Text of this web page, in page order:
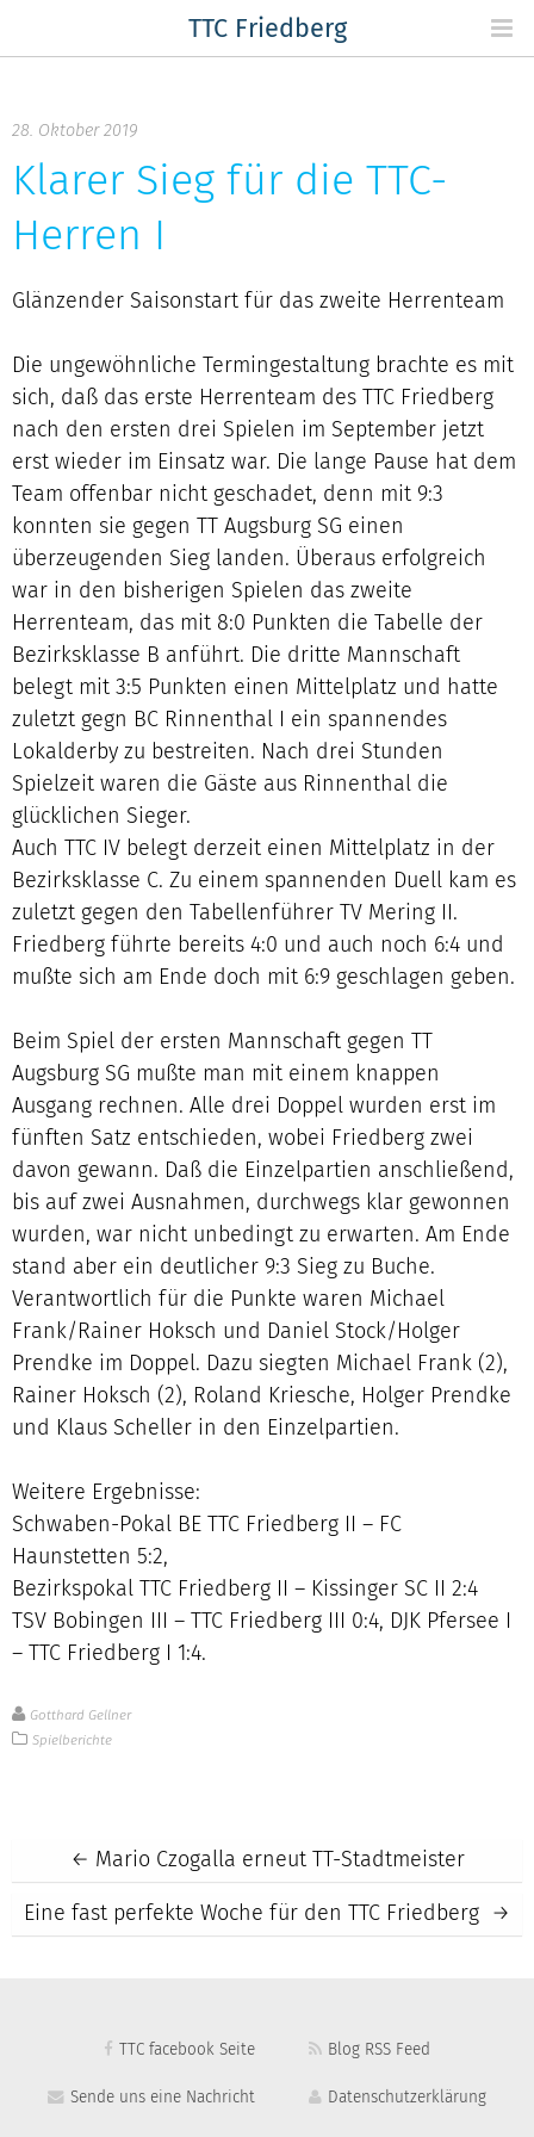
TTC Friedberg
28. Oktober 2019
Klarer Sieg für die TTC-
Herren I
Glänzender Saisonstart für das zweite Herrenteam
Die ungewöhnliche Termingestaltung brachte es mit
sich, daß das erste Herrenteam des TTC Friedberg
nach den ersten drei Spielen im September jetzt
erst wieder im Einsatz war. Die lange Pause hat dem
Team offenbar nicht geschadet, denn mit 9:3
konnten sie gegen TT Augsburg SG einen
überzeugenden Sieg landen. Überaus erfolgreich
war in den bisherigen Spielen das zweite
Herrenteam, das mit 8:0 Punkten die Tabelle der
Bezirksklasse B anführt. Die dritte Mannschaft
belegt mit 3:5 Punkten einen Mittelplatz und hatte
zuletzt gegn BC Rinnenthal I ein spannendes
Lokalderby zu bestreiten. Nach drei Stunden
Spielzeit waren die Gäste aus Rinnenthal die
glücklichen Sieger.
Auch TTC IV belegt derzeit einen Mittelplatz in der
Bezirksklasse C. Zu einem spannenden Duell kam es
zuletzt gegen den Tabellenführer TV Mering II.
Friedberg führte bereits 4:0 und auch noch 6:4 und
mußte sich am Ende doch mit 6:9 geschlagen geben.
Beim Spiel der ersten Mannschaft gegen TT
Augsburg SG mußte man mit einem knappen
Ausgang rechnen. Alle drei Doppel wurden erst im
fünften Satz entschieden, wobei Friedberg zwei
davon gewann. Daß die Einzelpartien anschließend,
bis auf zwei Ausnahmen, durchwegs klar gewonnen
wurden, war nicht unbedingt zu erwarten. Am Ende
stand aber ein deutlicher 9:3 Sieg zu Buche.
Verantwortlich für die Punkte waren Michael
Frank/Rainer Hoksch und Daniel Stock/Holger
Prendke im Doppel. Dazu siegten Michael Frank (2),
Rainer Hoksch (2), Roland Kriesche, Holger Prendke
und Klaus Scheller in den Einzelpartien.
Weitere Ergebnisse:
Schwaben-Pokal BE TTC Friedberg II – FC
Haunstetten 5:2,
Bezirkspokal TTC Friedberg II – Kissinger SC II 2:4
TSV Bobingen III – TTC Friedberg III 0:4, DJK Pfersee I
– TTC Friedberg I 1:4.
Gotthard Gellner
Spielberichte
Post
navigation
← Mario Czogalla erneut TT-Stadtmeister
Eine fast perfekte Woche für den TTC Friedberg →
TTC facebook Seite Blog RSS Feed
Sende uns eine Nachricht Datenschutzerklärung